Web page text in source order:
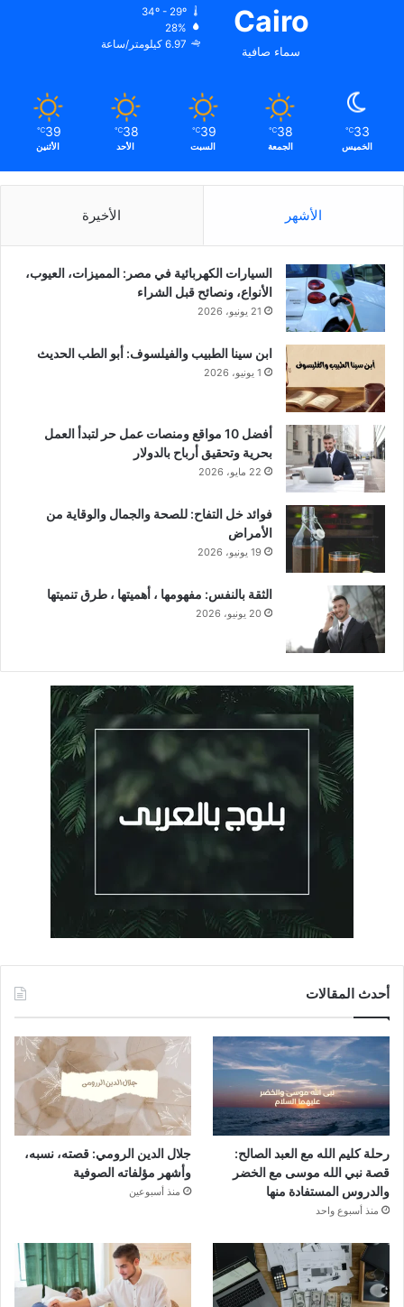
Cairo
سماء صافية
34º - 29º
28%
6.97 كيلومتر/ساعة
33
℃
الخميس
38
℃
الجمعة
39
℃
السبت
38
℃
الأحد
39
℃
الأثنين
الأشهر الأخيرة
السيارات الكهربائية في مصر: المميزات، العيوب،
الأنواع، ونصائح قبل الشراء
21 يونيو، 2026
ابن سينا الطبيب والفيلسوف: أبو الطب الحديث
1 يونيو، 2026
أفضل 10 مواقع ومنصات عمل حر لتبدأ العمل
بحرية وتحقيق أرباح بالدولار
22 مايو، 2026
فوائد خل التفاح: للصحة والجمال والوقاية من
الأمراض
19 يونيو، 2026
الثقة بالنفس: مفهومها ، أهميتها ، طرق تنميتها
20 يونيو، 2026
أحدث المقالات
رحلة كليم الله مع العبد الصالح:
قصة نبي الله موسى مع الخضر
والدروس المستفادة منها
منذ أسبوع واحد
جلال الدين الرومي: قصته، نسبه،
وأشهر مؤلفاته الصوفية
منذ أسبوعين